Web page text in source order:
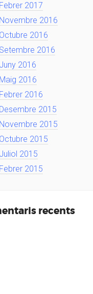
Febrer 2017
Novembre 2016
Octubre 2016
Setembre 2016
Juny 2016
Maig 2016
Febrer 2016
Desembre 2015
Novembre 2015
Octubre 2015
Juliol 2015
Febrer 2015
recents